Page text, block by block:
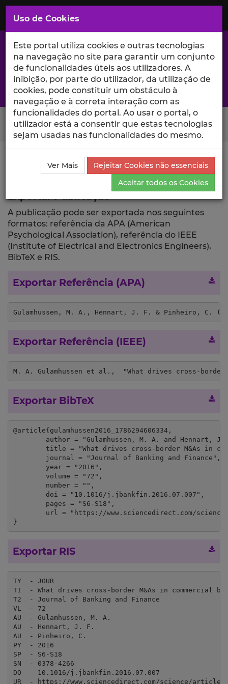
Saltar
para
Conteúdo
Principal
A excelência da investigação e ciência no Iscte
Search Button
Ciência_Iscte Publicações
Descrição Detalhada da
Publicação
Exportar
A publicação pode ser exportada nos seguintes
formatos: referência da APA (American
Psychological Association), referência do IEEE
(Institute of Electrical and Electronics Engineers),
BibTeX e RIS.
Exportar Referência (APA)
Gulamhussen, M. A., Hennart, J. F. & Pinheiro, C.
Exportar Referência (IEEE)
M. A. Gulamhussen et al.,  "What drives cross-
Exportar BibTeX
@article{gulamhussen2016_1786294606334,
}
Exportar RIS
TY  - JOUR
TI  - What drives cross-border M&As in commercial
T2  - Journal of Banking and Finance
VL  - 72
AU  - Gulamhussen, M. A.
AU  - Hennart, J. F.
AU  - Pinheiro, C.
PY  - 2016
SP  - S6-S18
SN  - 0378-4266
DO  - 10.1016/j.jbankfin.2016.07.007
UR  - https://www.sciencedirect.com/science/article/pii/
Uso de Cookies
Este portal utiliza cookies e outras tecnologias
na navegação no site para garantir um conjunto
de funcionalidades úteis aos utilizadores. A
inibição, por parte do utilizador, da utilização de
cookies, pode constituir um obstáculo à
navegação e à correta interação com as
funcionalidades do portal. Ao usar o portal, o
utilizador está a consentir que estas tecnologias
sejam usadas nas funcionalidades do mesmo.
Ver Mais
Rejeitar Cookies não essenciais
Aceitar todos os Cookies